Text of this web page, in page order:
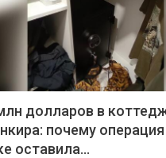
долларов в
почему
оставила…